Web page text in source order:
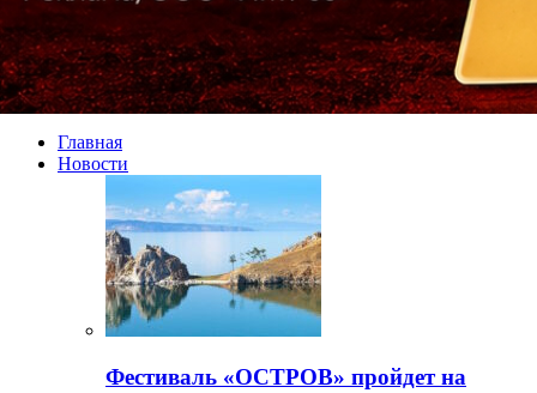
Главная
Новости
Фестиваль «ОСТРОВ» пройдет на